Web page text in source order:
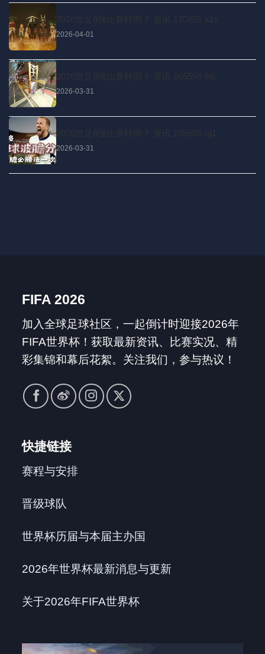
2026世足8強比賽時間？ 资讯 170855 a1s
2026-04-01
2026世足8強比賽時間？ 资讯 165558 86i
2026-03-31
2026世足8強比賽時間？ 资讯 165605 rg1
2026-03-31
FIFA 2026
加入全球足球社区，一起倒计时迎接2026年
FIFA世界杯！获取最新资讯、比赛实况、精
彩集锦和幕后花絮。关注我们，参与热议！
快捷链接
赛程与安排
晋级球队
世界杯历届与本届主办国
2026年世界杯最新消息与更新
关于2026年FIFA世界杯